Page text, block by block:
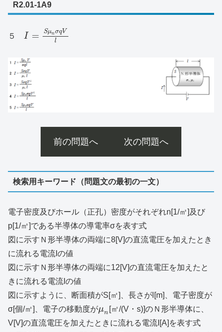
R2.01-1A9
５ I = SμnσqV
l
前の問題へ 次の問題へ
検索用キーワード（問題文の最初の一文）
電子密度及びホール（正孔）密度がそれぞれn[1/㎥]及び
p[1/㎥]である半導体の導電率σを表す式
図に示すＮ形半導体の両端に8[V]の直流電圧を加えたとき
に流れる電流Iの値
図に示すＮ形半導体の両端に12[V]の直流電圧を加えたと
きに流れる電流Iの値
図に示すように、断面積がS[㎡]、長さがl[m]、電子密度が
σ[個/㎥]、電子の移動度がμn [㎡/(V・s)]のＮ形半導体に、
V[V]の直流電圧を加えたときに流れる電流I[A]を表す式